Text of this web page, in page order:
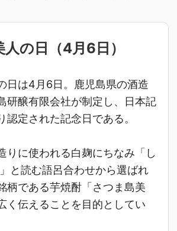
人の日（4月6日 ）
日は4月6日。鹿児島県の酒造
研醸有限会社が制定し、日本記
認定された記念日である。
りに使われる白麹にちなみ「し
と読む語呂合わせから選ばれ
柄である芋焼酎「さつま島美
く伝えることを目的としてい